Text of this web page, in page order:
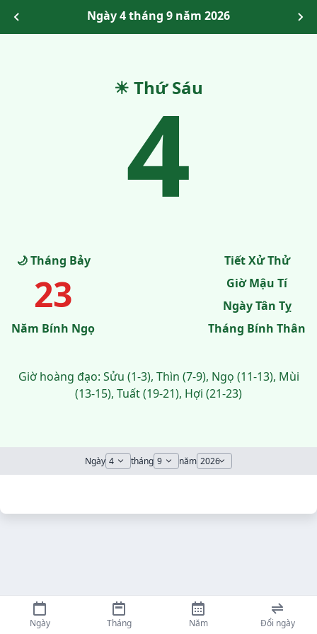
Ngày 4 tháng 9 năm 2026
☀ Thứ Sáu
4
🌙 Tháng Bảy
23
Năm Bính Ngọ
Tiết Xử Thử
Giờ Mậu Tí
Ngày Tân Tỵ
Tháng Bính Thân
Giờ hoàng đạo: Sửu (1-3), Thìn (7-9), Ngọ (11-13), Mùi
(13-15), Tuất (19-21), Hợi (21-23)
Ngày tháng năm
Ngày Tháng Năm Đổi ngày